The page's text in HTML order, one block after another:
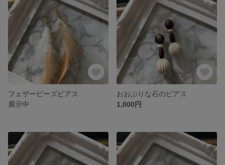
フェザービーズピアス
展示中
おおぶりな石のピアス
1,000円